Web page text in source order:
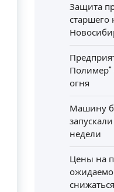
Защита
старшего
Полимер"
огня
Машину
недели
Цены на
снижаться